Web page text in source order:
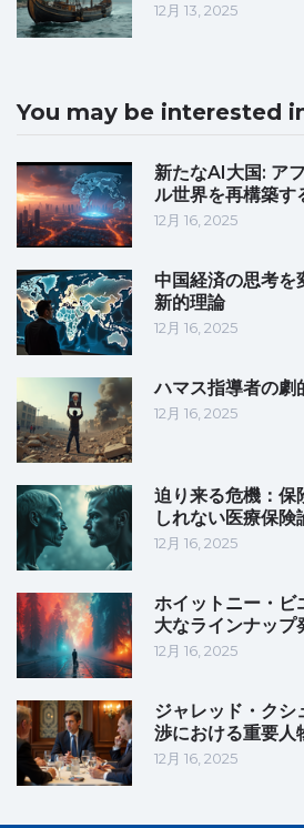
12月 13, 2025
You may be interested
新たなAI大国: ア
ル世界を再構築す
12月 16, 2025
中国経済の思考を
新的理論
12月 16, 2025
ハマス指導者の劇
12月 16, 2025
迫り来る危機：保
しれない医療保険
12月 16, 2025
ホイットニー・
大なラインナップ
12月 16, 2025
ジャレッド・クシ
渉における重要人
12月 16, 2025